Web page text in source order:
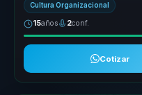
Cultura Organizacional
15años 2conf.
Cotizar